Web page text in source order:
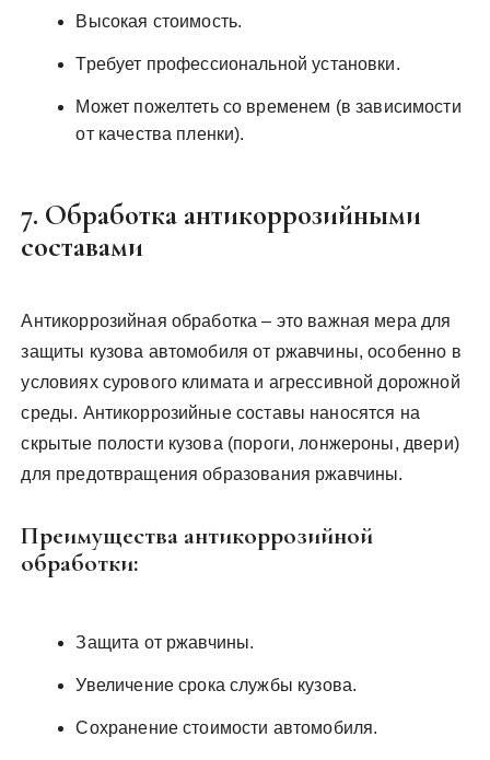
Высокая стоимость.
Требует профессиональной установки.
Может пожелтеть со временем (в зависимости
от качества пленки).
7. Обработка антикоррозийными
составами
Антикоррозийная обработка – это важная мера для
защиты кузова автомобиля от ржавчины, особенно в
условиях сурового климата и агрессивной дорожной
среды. Антикоррозийные составы наносятся на
скрытые полости кузова (пороги, лонжероны, двери)
для предотвращения образования ржавчины.
Преимущества антикоррозийной
обработки:
Защита от ржавчины.
Увеличение срока службы кузова.
Сохранение стоимости автомобиля.